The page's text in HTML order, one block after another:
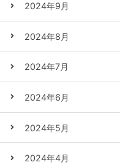
2024年9月
2024年8月
2024年7月
2024年6月
2024年5月
2024年4月